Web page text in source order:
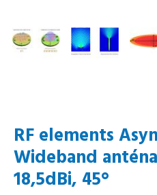
RF elements
Wideband
18,5dBi, 45°